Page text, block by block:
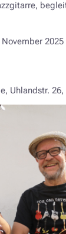
2025
Uhlandstr. 26,